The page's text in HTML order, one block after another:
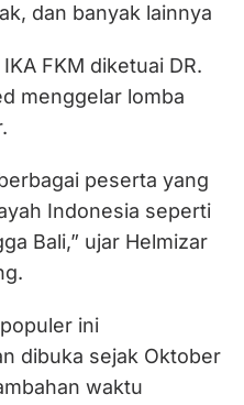
dan banyak lainnya
FKM diketuai DR.
menggelar lomba
peserta yang
Indonesia seperti
Bali,” ujar Helmizar
ini
dibuka sejak Oktober
waktu